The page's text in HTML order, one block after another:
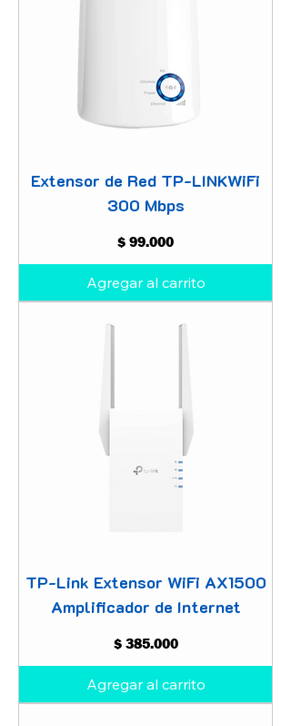
Extensor de Red TP-LINKWiFi
300 Mbps
Precio
$ 99.000
Agregar al carrito
TP-Link Extensor WiFi AX1500
Amplificador de Internet
Precio
$ 385.000
Agregar al carrito